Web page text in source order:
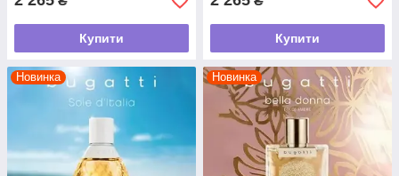
Купити Купити
Новинка Новинка